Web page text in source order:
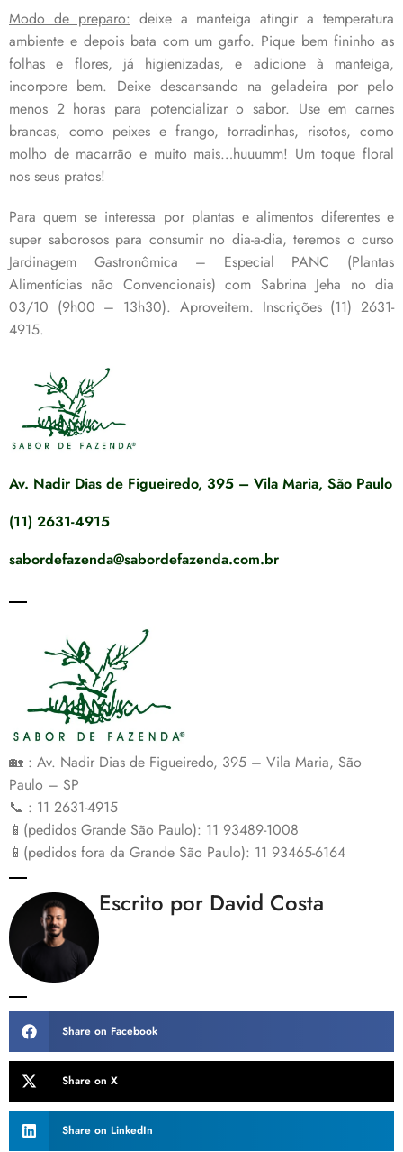
Modo de preparo: deixe a manteiga atingir a temperatura
ambiente e depois bata com um garfo. Pique bem fininho as
folhas e flores, já higienizadas, e adicione à manteiga,
incorpore bem. Deixe descansando na geladeira por pelo
menos 2 horas para potencializar o sabor. Use em carnes
brancas, como peixes e frango, torradinhas, risotos, como
molho de macarrão e muito mais…huuumm! Um toque floral
nos seus pratos!
Para quem se interessa por plantas e alimentos diferentes e
super saborosos para consumir no dia-a-dia, teremos o curso
Jardinagem Gastronômica – Especial PANC (Plantas
Alimentícias não Convencionais) com Sabrina Jeha no dia
03/10 (9h00 – 13h30). Aproveitem. Inscrições (11) 2631-
4915.
Av. Nadir Dias de Figueiredo, 395 – Vila Maria, São Paulo
(11) 2631-4915
sabordefazenda@sabordefazenda.com.br
🏡 : Av. Nadir Dias de Figueiredo, 395 – Vila Maria, São
Paulo – SP
📞 : 11 2631-4915
📱(pedidos Grande São Paulo): 11 93489-1008
📱(pedidos fora da Grande São Paulo): 11 93465-6164
Escrito por David Costa
Share on Facebook
Share on X
Share on LinkedIn